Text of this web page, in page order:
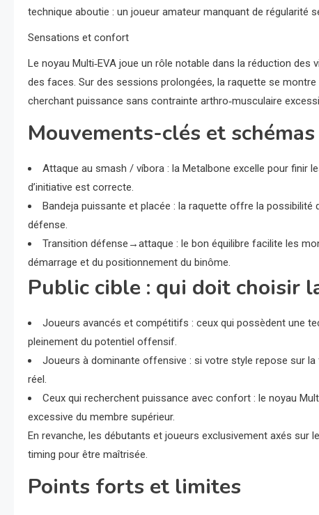
technique aboutie : un joueur amateur manquant de régularité
Sensations et confort
Le noyau Multi‑EVA joue un rôle notable dans la réduction
des faces. Sur des sessions prolongées, la raquette se
cherchant puissance sans contrainte arthro‑musculaire
Mouvements-clés et
Attaque au smash / víbora : la Metalbone excelle pour finir
d’initiative est correcte.
Bandeja puissante et placée : la raquette offre la possibilité
défense.
Transition défense→attaque : le bon équilibre facilite les
démarrage et du positionnement du binôme.
Public cible : qui doit choisir
Joueurs avancés et compétitifs : ceux qui possèdent une
pleinement du potentiel offensif.
Joueurs à dominante offensive : si votre style repose sur la
réel.
Ceux qui recherchent puissance avec confort : le noyau
excessive du membre supérieur.
En revanche, les débutants et joueurs exclusivement axés sur
timing pour être maîtrisée.
Points forts et limites